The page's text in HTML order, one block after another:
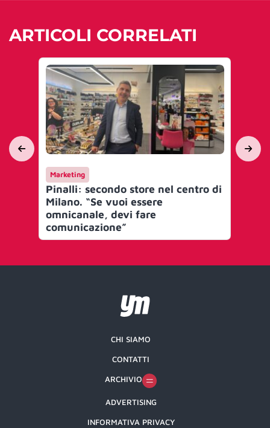
ARTICOLI CORRELATI
Marketing
Pinalli: secondo store nel centro di
Milano. “Se vuoi essere
omnicanale, devi fare
comunicazione”
CHI SIAMO
CONTATTI
ARCHIVIO
ADVERTISING
INFORMATIVA PRIVACY